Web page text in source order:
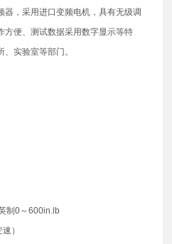
，采用进口变频电机，具有无级调
方便、测试数据采用数字显示等特
、实验室等部门。
制0～600in.lb
）